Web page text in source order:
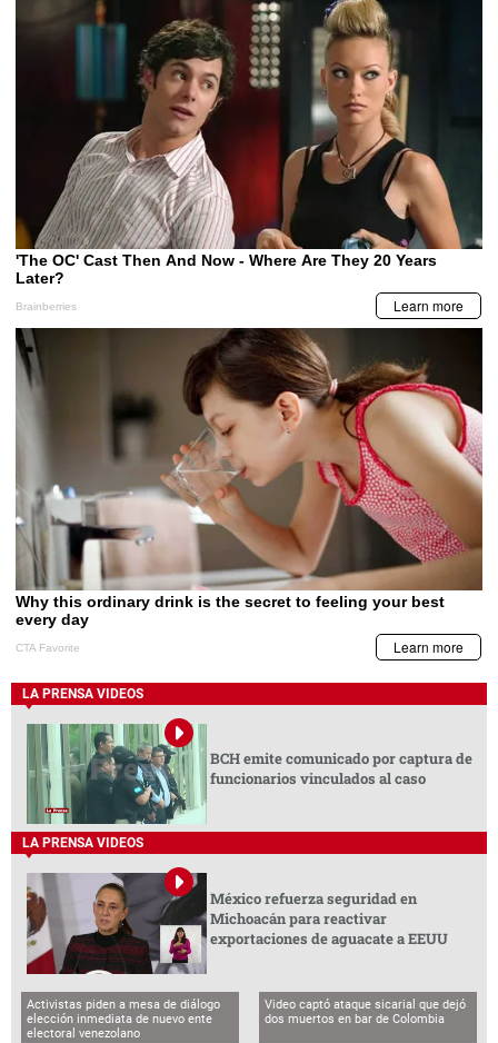
LA PRENSA VIDEOS
BCH emite comunicado por captura de
funcionarios vinculados al caso
LA PRENSA VIDEOS
México refuerza seguridad en
Michoacán para reactivar
exportaciones de aguacate a EEUU
Activistas piden a mesa de diálogo
elección inmediata de nuevo ente
electoral venezolano
Video captó ataque sicarial que dejó
dos muertos en bar de Colombia